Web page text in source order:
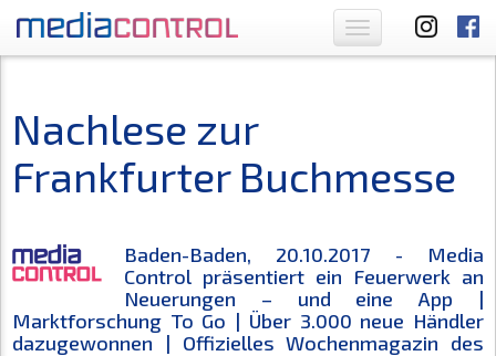
Toggle
navigation
Nachlese zur
Frankfurter Buchmesse
Baden-Baden, 20.10.2017 - Media
Control präsentiert ein Feuerwerk an
Neuerungen – und eine App |
Marktforschung To Go | Über 3.000 neue Händler
dazugewonnen | Offizielles Wochenmagazin des